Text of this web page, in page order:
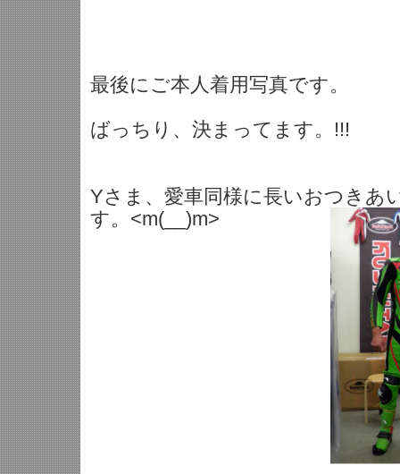
最後にご本人着用写真です。
ばっちり、決まってます。!!!
Yさま、愛車同様に長いおつきあ
す。<m(__)m>